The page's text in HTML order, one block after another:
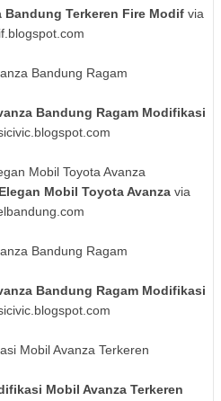
Terkeren Fire Modif via
Bandung Ragam Modifikasi
Mobil Toyota Avanza via
Bandung Ragam Modifikasi
Mobil Avanza Terkeren